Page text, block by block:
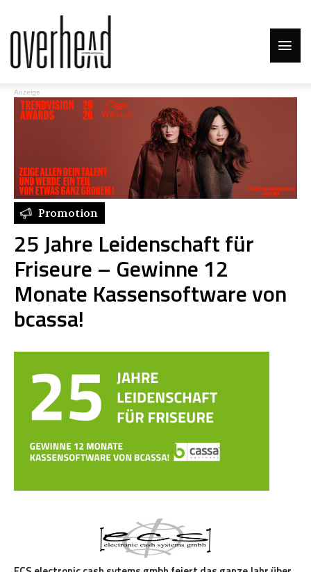
Anzeige
Promotion
25 Jahre Leidenschaft für
Friseure – Gewinne 12
Monate Kassensoftware von
bcassa!